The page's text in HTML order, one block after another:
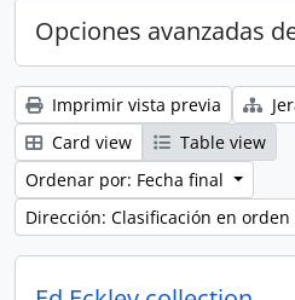
Opciones avanzadas
Imprimir vista previa
Card view
Table view
Ordenar por: Fecha final
Dirección: Clasificación en